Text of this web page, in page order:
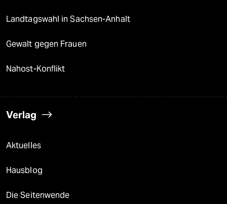
Landtagswahl in Sachsen-Anhalt
Gewalt gegen Frauen
Nahost-Konflikt
Verlag
Aktuelles
Hausblog
Die Seitenwende